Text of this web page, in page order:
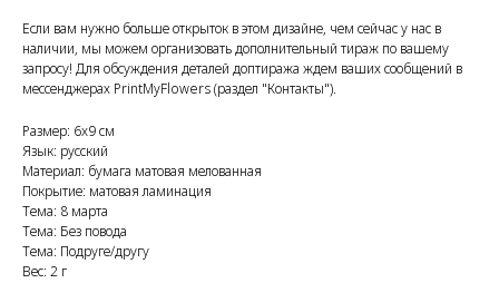
Если вам нужно больше открыток в этом дизайне, чем сейчас у нас в
наличии, мы можем организовать дополнительный тираж по вашему
запросу! Для обсуждения деталей доптиража ждем ваших сообщений в
мессенджерах PrintMyFlowers (раздел "Контакты").
Размер: 6x9 см
Язык: русский
Материал: бумага матовая мелованная
Покрытие: матовая ламинация
Тема: 8 марта
Тема: Без повода
Тема: Подруге/другу
Вес: 2 г